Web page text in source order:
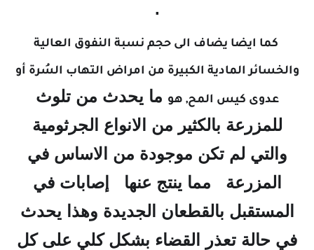
.
كما ايضا يضاف الى حجم نسبة النفوق العالية
والخسائر المادية الكبيرة من امراض التهاب السُرة أو
عدوى كيس المح, هو ما يحدث من تلوث
للمزرعة بالكثير من الانواع الجرثومية
والتي لم تكن موجودة من الاساس في
المزرعة مما ينتج عنها إصابات في
المستقبل بالقطعان الجديدة وهذا يحدث
في حالة تعذر القضاء بشكل كلي على كل